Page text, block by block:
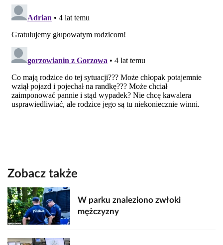
Zobacz także
W parku znaleziono zwłoki
mężczyzny